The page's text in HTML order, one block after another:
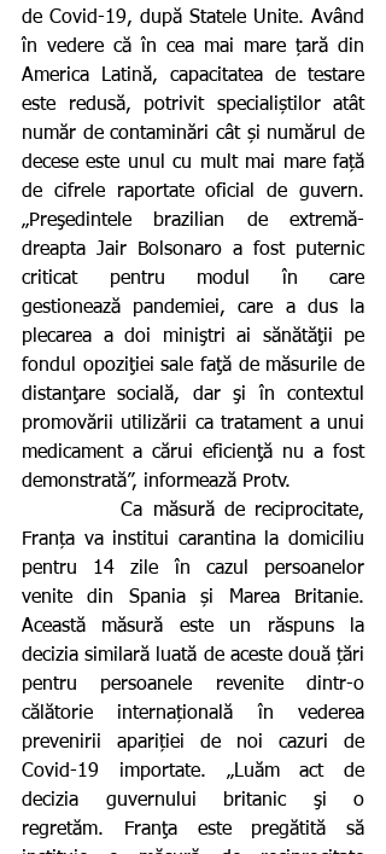
de Covid-19, după Statele Unite. Având
în vedere că în cea mai mare țară din
America Latină, capacitatea de testare
este redusă, potrivit specialiștilor atât
număr de contaminări cât și numărul de
decese este unul cu mult mai mare față
de cifrele raportate oficial de guvern.
„Preşedintele brazilian de extremă-
dreapta Jair Bolsonaro a fost puternic
criticat pentru modul în care
gestionează pandemiei, care a dus la
plecarea a doi miniştri ai sănătăţii pe
fondul opoziţiei sale faţă de măsurile de
distanţare socială, dar şi în contextul
promovării utilizării ca tratament a unui
medicament a cărui eficienţă nu a fost
demonstrată”, informează Protv.
          Ca măsură de reciprocitate,
Franța va institui carantina la domiciliu
pentru 14 zile în cazul persoanelor
venite din Spania și Marea Britanie.
Această măsură este un răspuns la
decizia similară luată de aceste două țări
pentru persoanele revenite dintr-o
călătorie internațională în vederea
prevenirii apariției de noi cazuri de
Covid-19 importate. „Luăm act de
decizia guvernului britanic şi o
regretăm. Franţa este pregătită să